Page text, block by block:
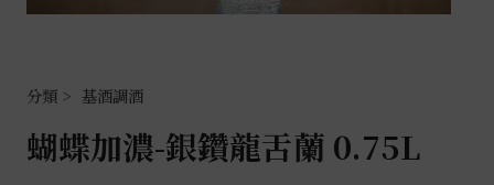
基酒調酒
蝴蝶加濃-銀鑽龍舌蘭 0.75L